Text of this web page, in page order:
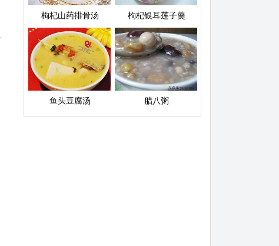
枸杞山药排骨汤 枸杞银耳莲子羹
鱼头豆腐汤 腊八粥